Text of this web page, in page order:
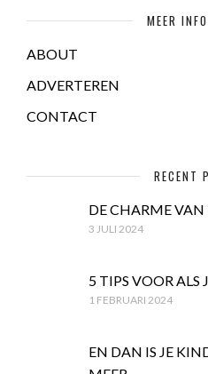
MEER
ABOUT
ADVERTEREN
CONTACT
RECENT
DE CHARME VAN
3 JULI 2024
5 TIPS VOOR ALS
1 FEBRUARI 2024
EN DAN IS JE